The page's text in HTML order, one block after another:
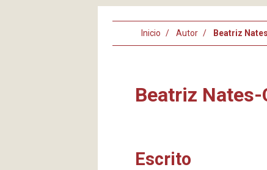
Inicio Autor Beatriz
Beatriz Nates-
Escrito